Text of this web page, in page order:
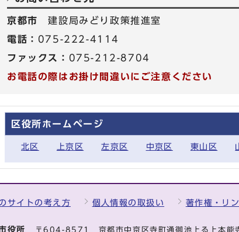
京都市建設局みどり政策推進室
電話： 075-222-4114
ファックス： 075-212-8704
お電話の際はお掛け間違いにご注意ください
区役所ホームページ
北区 上京区 左京区 中京区 東山区
サイトの考え方 個人情報の取扱い 著作権・リ
役所 〒604-8571 京都市中京区寺町通御池上る上本